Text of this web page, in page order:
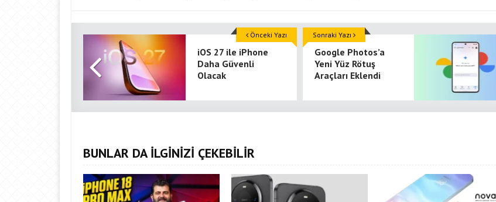
iOS 27 ile iPhone
Daha Güvenli
Olacak
Önceki Yazı
Google Photos’a
Yeni Yüz Rötuş
Araçları Eklendi
Sonraki Yazı
BUNLAR DA İLGİNİZİ ÇEKEBİLİR